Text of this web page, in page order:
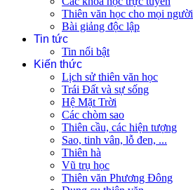
Thiên văn học cho mọi người
Bài giảng độc lập
Tin tức
Tin nổi bật
Kiến thức
Lịch sử thiên văn học
Trái Đất và sự sống
Hệ Mặt Trời
Các chòm sao
Thiên cầu, các hiện tượng
Sao, tinh vân, lỗ đen, ...
Thiên hà
Vũ trụ học
Thiên văn Phương Đông